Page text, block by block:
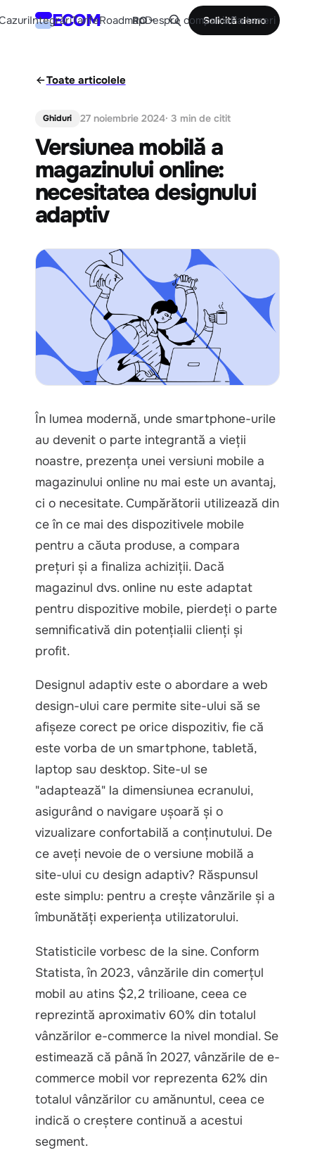
ECOM
IntegrăriTarifeRoadmapDespre companieParteneri
RO Solicită demo
Toate articolele
Ghiduri 27 noiembrie 2024· 3 min de citit
Versiunea mobilă a
magazinului online:
necesitatea designului
adaptiv
În lumea modernă, unde smartphone-urile
au devenit o parte integrantă a vieții
noastre, prezența unei versiuni mobile a
magazinului online nu mai este un avantaj,
ci o necesitate. Cumpărătorii utilizează din
ce în ce mai des dispozitivele mobile
pentru a căuta produse, a compara
prețuri și a finaliza achiziții. Dacă
magazinul dvs. online nu este adaptat
pentru dispozitive mobile, pierdeți o parte
semnificativă din potențialii clienți și
profit.
Designul adaptiv este o abordare a web
design-ului care permite site-ului să se
afișeze corect pe orice dispozitiv, fie că
este vorba de un smartphone, tabletă,
laptop sau desktop. Site-ul se
"adaptează" la dimensiunea ecranului,
asigurând o navigare ușoară și o
vizualizare confortabilă a conținutului. De
ce aveți nevoie de o versiune mobilă a
site-ului cu design adaptiv? Răspunsul
este simplu: pentru a crește vânzările și a
îmbunătăți experiența utilizatorului.
Statisticile vorbesc de la sine. Conform
Statista, în 2023, vânzările din comerțul
mobil au atins $2,2 trilioane, ceea ce
reprezintă aproximativ 60% din totalul
vânzărilor e-commerce la nivel mondial. Se
estimează că până în 2027, vânzările de e-
commerce mobil vor reprezenta 62% din
totalul vânzărilor cu amănuntul, ceea ce
indică o creștere continuă a acestui
segment.